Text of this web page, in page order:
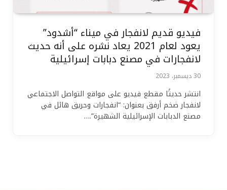
فيديو قديم لانفجار في ميناء “أشدود”
يعود لعام 2021 يعاد نشره على أنه حديث
لانفجارات في مصنع دبابات إسرائيلية
30 ديسمبر، 2023
انتشر حديثًا مقطع فيديو على مواقع التواصل الاجتماعي
لانفجار ضخم أرفق بعنوان: “انفجارات وحريق هائل في
مصنع الدبابات الإسرائيلية الشهيرة”.…